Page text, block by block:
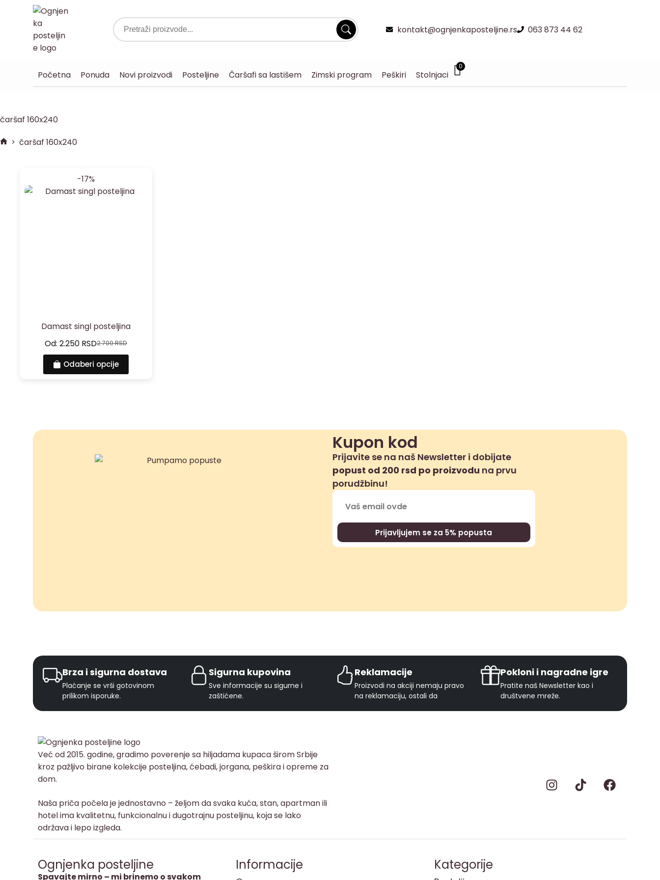
kontakt@ognjenkaposteljine.rs 063 873 44 62
Početna Ponuda Novi proizvodi Posteljine Čaršafi sa lastišem Zimski program Peškiri Stolnjaci
0
čaršaf 160x240
čaršaf 160x240
-17%
Damast singl posteljina
Od:
2.700RSD
2.250 RSD
Odaberi opcije
Kupon kod
Prijavite se na naš Newsletter i dobijate
popust od 200 rsd po proizvodu na prvu
porudžbinu!
Prijavljujem se za 5% popusta
Brza i sigurna dostava
Plaćanje se vrši gotovinom
prilikom isporuke.
Sigurna kupovina
Sve informacije su sigurne i
zaštićene.
Reklamacije
Proizvodi na akciji nemaju pravo
na reklamaciju, ostali da
Pokloni i nagradne igre
Pratite naš Newsletter kao i
društvene mreže.
Već od 2015. godine, gradimo poverenje sa hiljadama kupaca širom Srbije
kroz pažljivo birane kolekcije posteljina, ćebadi, jorgana, peškira i opreme za
dom.
Naša priča počela je jednostavno – željom da svaka kuća, stan, apartman ili
hotel ima kvalitetnu, funkcionalnu i dugotrajnu posteljinu, koja se lako
održava i lepo izgleda.
Ognjenka posteljine
Spavajte mirno – mi brinemo o svakom
Informacije Kategorije